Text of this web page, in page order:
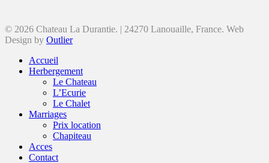
© 2026 Chateau La Durantie. | 24270 Lanouaille, France. Web
Design by Outlier
Accueil
Herbergement
Le Chateau
L’Ecurie
Le Chalet
Marriages
Prix location
Chapiteau
Acces
Contact